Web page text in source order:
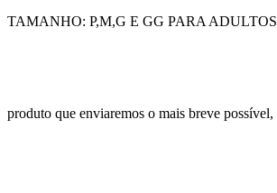
TAMANHO: P,M,G E GG PARA ADULTOS
produto que enviaremos o mais breve possível,